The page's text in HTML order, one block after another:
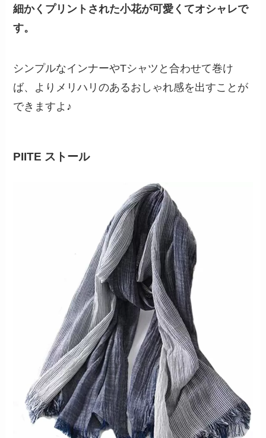
細かくプリントされた小花が可愛くてオシャレで
す。
シンプルなインナーやTシャツと合わせて巻け
ば、よりメリハリのあるおしゃれ感を出すことが
できますよ♪
PIITE ストール